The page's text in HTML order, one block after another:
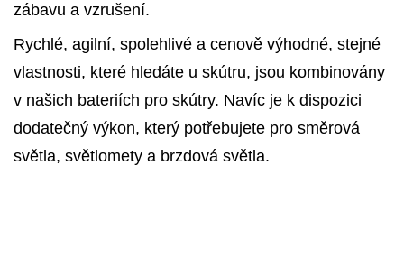
zábavu a vzrušení.
Rychlé, agilní, spolehlivé a cenově výhodné, stejné
vlastnosti, které hledáte u skútru, jsou kombinovány
v našich bateriích pro skútry. Navíc je k dispozici
dodatečný výkon, který potřebujete pro směrová
světla, světlomety a brzdová světla.